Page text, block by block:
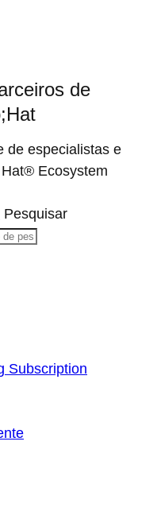
de
de especialistas e
Ecosystem
Pesquisar
Subscription